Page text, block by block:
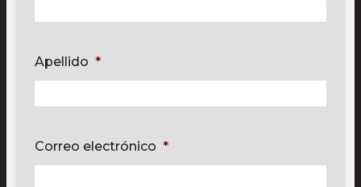
Apellido *
Correo electrónico *